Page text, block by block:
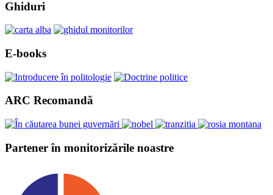
Ghiduri
E-books
ARC Recomandă
Partener în monitorizările noastre